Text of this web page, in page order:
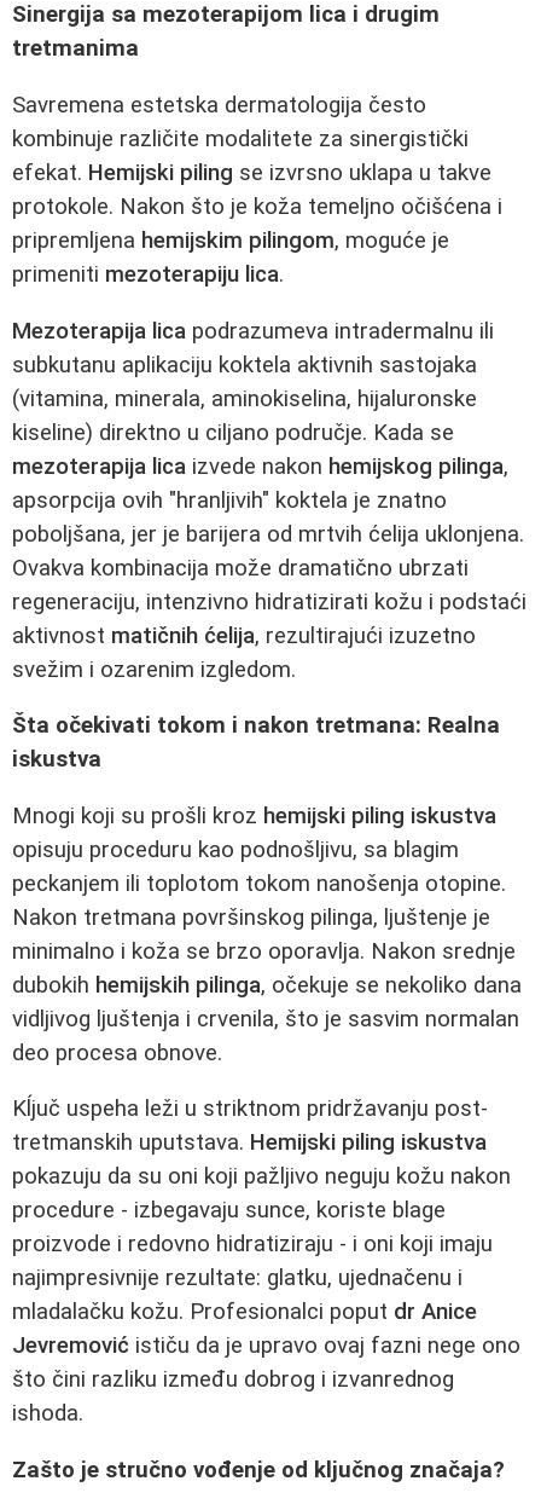
Sinergija sa mezoterapijom lica i drugim
tretmanima
Savremena estetska dermatologija često
kombinuje različite modalitete za sinergistički
efekat. Hemijski piling se izvrsno uklapa u takve
protokole. Nakon što je koža temeljno očišćena i
pripremljena hemijskim pilingom, moguće je
primeniti mezoterapiju lica.
Mezoterapija lica podrazumeva intradermalnu ili
subkutanu aplikaciju koktela aktivnih sastojaka
(vitamina, minerala, aminokiselina, hijaluronske
kiseline) direktno u ciljano područje. Kada se
mezoterapija lica izvede nakon hemijskog pilinga,
apsorpcija ovih "hranljivih" koktela je znatno
poboljšana, jer je barijera od mrtvih ćelija uklonjena.
Ovakva kombinacija može dramatično ubrzati
regeneraciju, intenzivno hidratizirati kožu i podstaći
aktivnost matičnih ćelija, rezultirajući izuzetno
svežim i ozarenim izgledom.
Šta očekivati tokom i nakon tretmana: Realna
iskustva
Mnogi koji su prošli kroz hemijski piling iskustva
opisuju proceduru kao podnošljivu, sa blagim
peckanjem ili toplotom tokom nanošenja otopine.
Nakon tretmana površinskog pilinga, ljuštenje je
minimalno i koža se brzo oporavlja. Nakon srednje
dubokih hemijskih pilinga, očekuje se nekoliko dana
vidljivog ljuštenja i crvenila, što je sasvim normalan
deo procesa obnove.
Kĺjuč uspeha leži u striktnom pridržavanju post-
tretmanskih uputstava. Hemijski piling iskustva
pokazuju da su oni koji pažljivo neguju kožu nakon
procedure - izbegavaju sunce, koriste blage
proizvode i redovno hidratiziraju - i oni koji imaju
najimpresivnije rezultate: glatku, ujednačenu i
mladalačku kožu. Profesionalci poput dr Anice
Jevremović ističu da je upravo ovaj fazni nege ono
što čini razliku između dobrog i izvanrednog
ishoda.
Zašto je stručno vođenje od ključnog značaja?